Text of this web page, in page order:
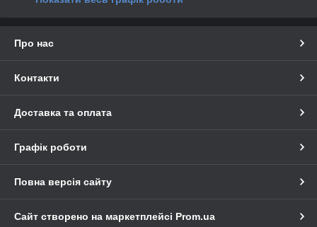
Про нас
Контакти
Доставка та оплата
Графік роботи
Повна версія сайту
Сайт створено на маркетплейсі Prom.ua